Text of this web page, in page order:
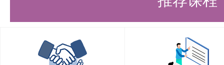
2）学历学位证书原件核查要求：
证书原件，如有疑问的，应要求